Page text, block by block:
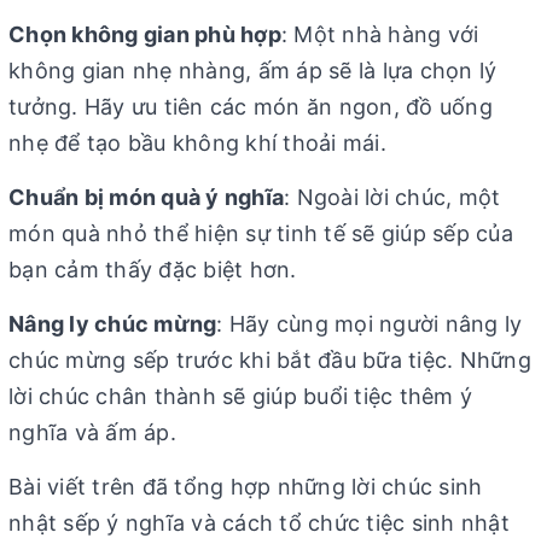
Chọn không gian phù hợp: Một nhà hàng với
không gian nhẹ nhàng, ấm áp sẽ là lựa chọn lý
tưởng. Hãy ưu tiên các món ăn ngon, đồ uống
nhẹ để tạo bầu không khí thoải mái.
Chuẩn bị món quà ý nghĩa: Ngoài lời chúc, một
món quà nhỏ thể hiện sự tinh tế sẽ giúp sếp của
bạn cảm thấy đặc biệt hơn.
Nâng ly chúc mừng: Hãy cùng mọi người nâng ly
chúc mừng sếp trước khi bắt đầu bữa tiệc. Những
lời chúc chân thành sẽ giúp buổi tiệc thêm ý
nghĩa và ấm áp.
Bài viết trên đã tổng hợp những lời chúc sinh
nhật sếp ý nghĩa và cách tổ chức tiệc sinh nhật